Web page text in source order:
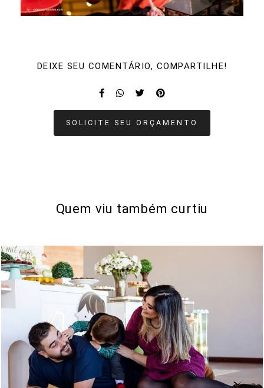
DEIXE SEU COMENTÁRIO, COMPARTILHE!
SOLICITE SEU ORÇAMENTO
Quem viu também curtiu
858 1220